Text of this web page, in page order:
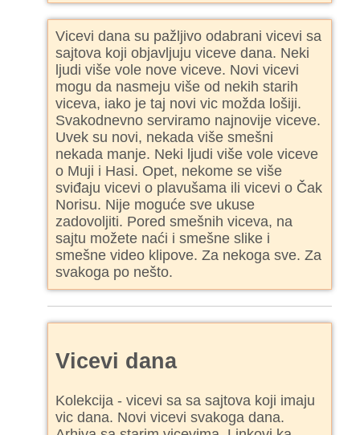
Vicevi dana su pažljivo odabrani vicevi sa
sajtova koji objavljuju viceve dana. Neki
ljudi više vole nove viceve. Novi vicevi
mogu da nasmeju više od nekih starih
viceva, iako je taj novi vic možda lošiji.
Svakodnevno serviramo najnovije viceve.
Uvek su novi, nekada više smešni
nekada manje. Neki ljudi više vole viceve
o Muji i Hasi. Opet, nekome se više
sviđaju vicevi o plavušama ili vicevi o Čak
Norisu. Nije moguće sve ukuse
zadovoljiti. Pored smešnih viceva, na
sajtu možete naći i smešne slike i
smešne video klipove. Za nekoga sve. Za
svakoga po nešto.
Vicevi dana
Kolekcija - vicevi sa sa sajtova koji imaju
vic dana. Novi vicevi svakoga dana.